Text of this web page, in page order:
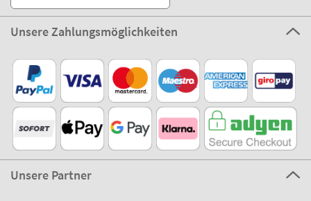
Unsere Zahlungsmöglichkeiten
Unsere Partner